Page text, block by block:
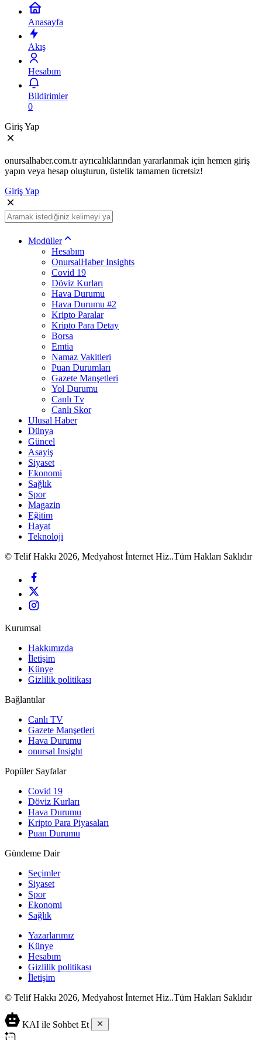
Anasayfa
Akış
Hesabım
Bildirimler
0
Giriş Yap
onursalhaber.com.tr ayrıcalıklarından yararlanmak için hemen giriş
yapın veya hesap oluşturun, üstelik tamamen ücretsiz!
Giriş Yap
Modüller
Hesabım
OnursalHaber Insights
Covid 19
Döviz Kurları
Hava Durumu
Hava Durumu #2
Kripto Paralar
Kripto Para Detay
Borsa
Emtia
Namaz Vakitleri
Puan Durumları
Gazete Manşetleri
Yol Durumu
Canlı Tv
Canlı Skor
Ulusal Haber
Dünya
Güncel
Asayiş
Siyaset
Ekonomi
Sağlık
Spor
Magazin
Eğitim
Hayat
Teknoloji
© Telif Hakkı 2026, Medyahost İnternet Hiz..Tüm Hakları Saklıdır
Kurumsal
Hakkımızda
İletişim
Künye
Gizlilik politikası
Bağlantılar
Canlı TV
Gazete Manşetleri
Hava Durumu
onursal Insight
Popüler Sayfalar
Covid 19
Döviz Kurları
Hava Durumu
Kripto Para Piyasaları
Puan Durumu
Gündeme Dair
Seçimler
Siyaset
Spor
Ekonomi
Sağlık
Yazarlarımız
Künye
Hesabım
Gizlilik politikası
İletişim
© Telif Hakkı 2026, Medyahost İnternet Hiz..Tüm Hakları Saklıdır
casino
siteleri
canlı
casino
ev
yapımıKAI ile Sohbet Et